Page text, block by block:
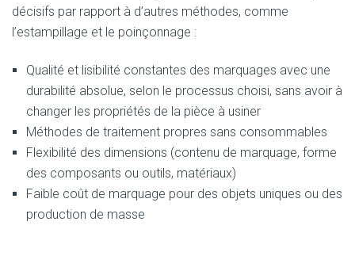
décisifs par rapport à d’autres méthodes, comme
l’estampillage et le poinçonnage :
Qualité et lisibilité constantes des marquages avec une
durabilité absolue, selon le processus choisi, sans avoir à
changer les propriétés de la pièce à usiner
Méthodes de traitement propres sans consommables
Flexibilité des dimensions (contenu de marquage, forme
des composants ou outils, matériaux)
Faible coût de marquage pour des objets uniques ou des
production de masse